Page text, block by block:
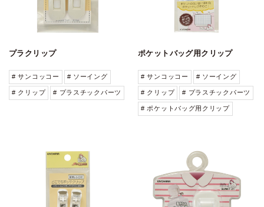
プラクリップ
# サンコッコー # ソーイング
# クリップ # プラスチックパーツ
ポケットバッグ用クリップ
# サンコッコー # ソーイング
# クリップ # プラスチックパーツ
# ポケットバッグ用クリップ